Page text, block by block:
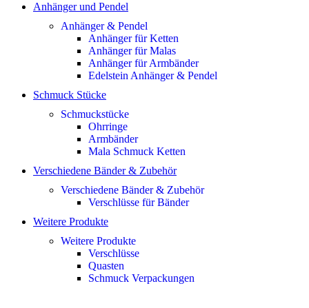
Anhänger und Pendel
Anhänger & Pendel
Anhänger für Ketten
Anhänger für Malas
Anhänger für Armbänder
Edelstein Anhänger & Pendel
Schmuck Stücke
Schmuckstücke
Ohrringe
Armbänder
Mala Schmuck Ketten
Verschiedene Bänder & Zubehör
Verschiedene Bänder & Zubehör
Verschlüsse für Bänder
Weitere Produkte
Weitere Produkte
Verschlüsse
Quasten
Schmuck Verpackungen